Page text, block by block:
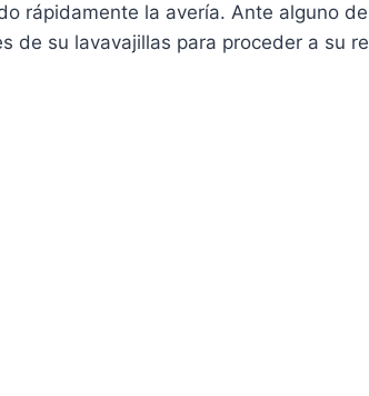
rápidamente la avería. Ante alguno
de su lavavajillas para proceder a su